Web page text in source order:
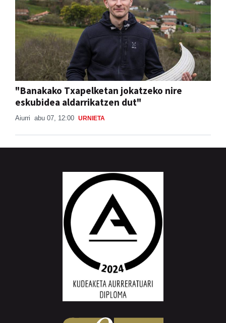
"Banakako Txapelketan jokatzeko nire
eskubidea aldarrikatzen dut"
Aiurri abu 07, 12:00 URNIETA